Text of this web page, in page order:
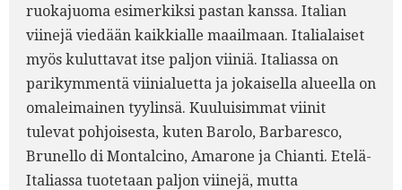
ruokajuoma esimerkiksi pastan kanssa. Italian
viinejä viedään kaikkialle maailmaan. Italialaiset
myös kuluttavat itse paljon viiniä. Italiassa on
parikymmentä viinialuetta ja jokaisella alueella on
omaleimainen tyylinsä. Kuuluisimmat viinit
tulevat pohjoisesta, kuten Barolo, Barbaresco,
Brunello di Montalcino, Amarone ja Chianti. Etelä-
Italiassa tuotetaan paljon viinejä, mutta